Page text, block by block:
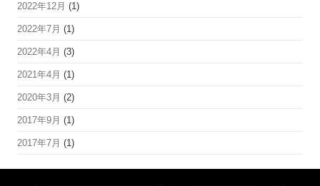
2022年12月 (1)
2022年7月 (1)
2022年4月 (3)
2021年4月 (1)
2020年3月 (2)
2017年9月 (1)
2017年7月 (1)